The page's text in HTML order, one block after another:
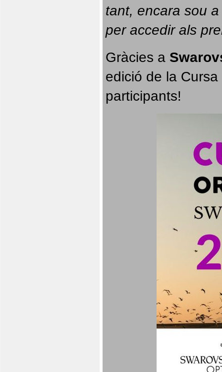
tant, encara sou
per accedir als
Gràcies a
edició de la
participants!